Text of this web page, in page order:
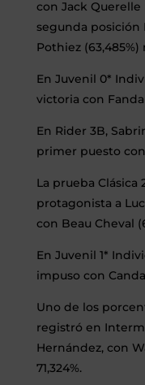
con Jack Querelle
segunda posición
Pothiez
En Juvenil 0*
victoria con
En Rider 3B,
primer puesto con
La prueba
protagonista a
con Beau Cheval
En Juvenil 1*
impuso con
Uno de los
registró en
Hernández, con
71,324%.